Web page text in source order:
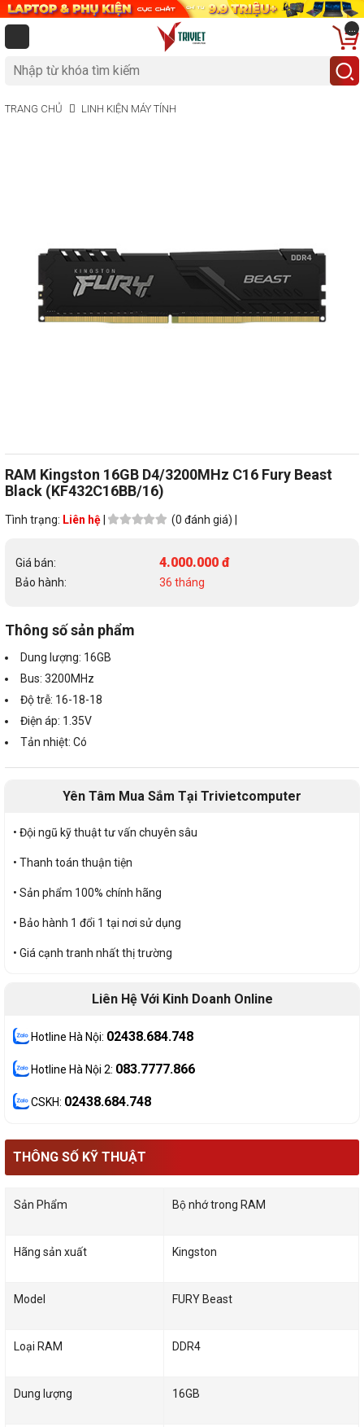
...
TRANG CHỦ LINH KIỆN MÁY TÍNH
RAM Kingston 16GB D4/3200MHz C16 Fury Beast
Black (KF432C16BB/16)
Tình trạng: Liên hệ (0 đánh giá) |
Giá bán: 4.000.000 đ
Bảo hành: 36 tháng
Thông số sản phẩm
Dung lượng: 16GB
Bus: 3200MHz
Độ trễ: 16-18-18
Điện áp: 1.35V
Tản nhiệt: Có
Yên Tâm Mua Sắm Tại Trivietcomputer
• Đội ngũ kỹ thuật tư vấn chuyên sâu
• Thanh toán thuận tiện
• Sản phẩm 100% chính hãng
• Bảo hành 1 đổi 1 tại nơi sử dụng
• Giá cạnh tranh nhất thị trường
Liên Hệ Với Kinh Doanh Online
Hotline Hà Nội: 02438.684.748
Hotline Hà Nội 2: 083.7777.866
CSKH: 02438.684.748
THÔNG SỐ KỸ THUẬT
Sản Phẩm Bộ nhớ trong RAM
Hãng sản xuất Kingston
Model FURY Beast
Loại RAM DDR4
Dung lượng 16GB